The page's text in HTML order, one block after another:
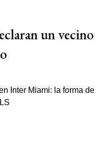
un vecino